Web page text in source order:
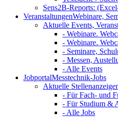
Sens2B-Reports:
VeranstaltungenWebinare,
Aktuelle Events,
- Webinare.
- Webinare.
- Seminare,
- Messen,
- Alle Events
JobportalMesstechnik-Jobs
Aktuelle
- Für Fach- und
- Für Studium &
- Alle Jobs